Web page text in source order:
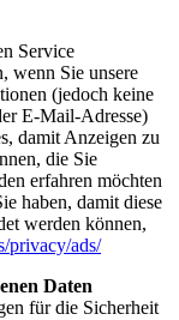
Service
wenn Sie unsere
(jedoch keine
E-Mail-Adresse)
damit Anzeigen zu
die Sie
erfahren möchten
haben, damit diese
werden können,
privacy/ads/
Daten
für die Sicherheit